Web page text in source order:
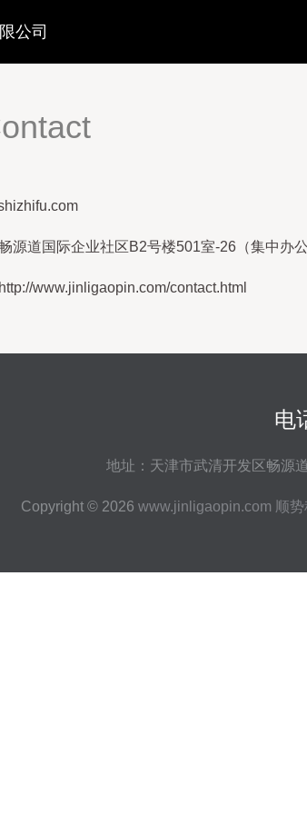
公司
源道国际企业社区B2号楼501室-26（集中办公
www.jinligaopin.com/contact.html
电
地址：天津市武清开发区畅源
Copyright © 2026 www.jinligaopin.com 顺